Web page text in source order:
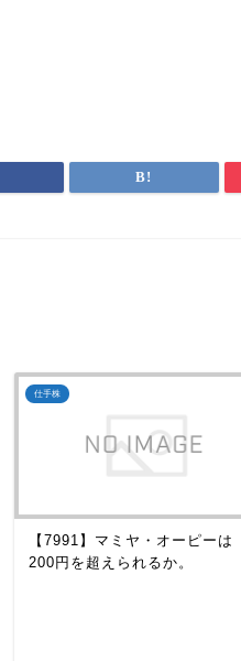
仕手株
【7991】マミヤ・オーピーは
200円を超えられるか。